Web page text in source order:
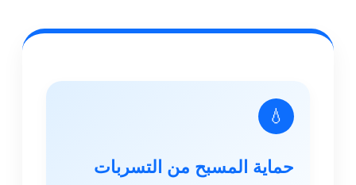
💧
حماية المسبح من التسربات